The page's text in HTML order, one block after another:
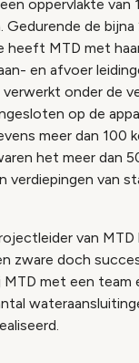
oppervlakte van
Gedurende de
heeft MTD met
en afvoer
onder de
op de
meer dan 100
het meer dan
verdiepingen van
van MTD
zware doch
met een team